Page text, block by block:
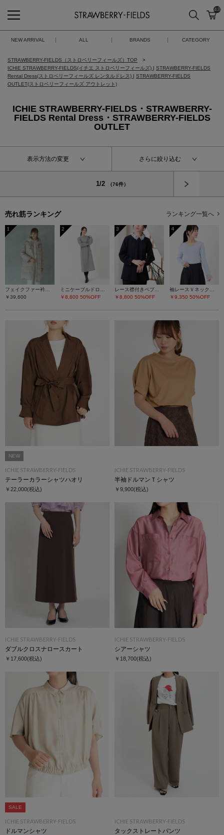
STRAWBERRY-FIELDS
検索 カ
43
NEW ARRIVAL ALL BRANDS CATEGORY
STRAWBERRY-FIELDS（ストロベリーフィールズ）TOP
ICHIE STRAWBERRY-FIELDS(イチエ ストロベリーフィールズ) | STRAWBERRY-FIELDS
Rental Dress(ストロベリーフィールズ レンタルドレス) | STRAWBERRY-FIELDS
OUTLET(ストロベリーフィールズ アウトレット)
ICHIE STRAWBERRY-FIELDS・STRAWBERRY-
FIELDS Rental Dress・STRAWBERRY-FIELDS
OUTLET
表示方法の変更 さらに絞り込む
1/2 （76件）
売れ筋ランキング ランキング一覧へ
1
フェイクファー衿ダウンコート
￥39,600
2
ミニケーブルドロストワンピース
￥8,800 50%OFF
3
レース襟付きペプラムプルオーバー
￥8,800 50%OFF
4
袖レースＶネックニット
￥9,350 50%OFF
NEW
ICHIE STRAWBERRY-FIELDS
テーラーカラーシャツハオリ
￥22,000(税込)
ICHIE STRAWBERRY-FIELDS
半袖ドルマンＴシャツ
￥9,900(税込)
ICHIE STRAWBERRY-FIELDS
ダブルクロスナロースカート
￥17,600(税込)
ICHIE STRAWBERRY-FIELDS
シアーシャツ
￥18,700(税込)
SALE
ICHIE STRAWBERRY-FIELDS
ドルマンシャツ
ICHIE STRAWBERRY-FIELDS
タックストレートパンツ